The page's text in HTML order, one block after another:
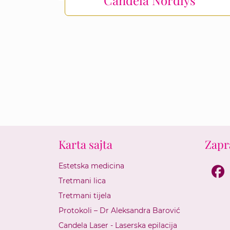
Karta sajta
Estetska medicina
Tretmani lica
Tretmani tijela
Protokoli – Dr Aleksandra Barović
Candela Laser - Laserska epilacija